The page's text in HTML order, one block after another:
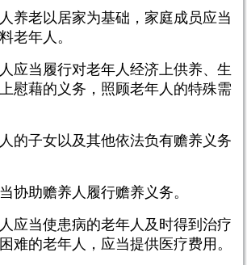
养老以居家为基础，家庭成员应当
老年人。
应当履行对老年人经济上供养、生
慰藉的义务，照顾老年人的特殊需
的子女以及其他依法负有赡养义务
协助赡养人履行赡养义务。
应当使患病的老年人及时得到治疗
难的老年人，应当提供医疗费用。